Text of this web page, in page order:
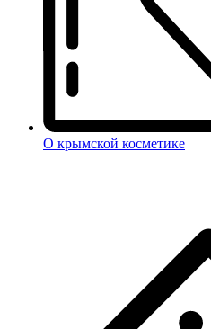
О крымской косметике